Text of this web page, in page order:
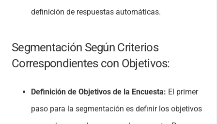
definición de respuestas automáticas.
Segmentación Según Criterios
Correspondientes con Objetivos:
Definición de Objetivos de la Encuesta: El primer
paso para la segmentación es definir los objetivos